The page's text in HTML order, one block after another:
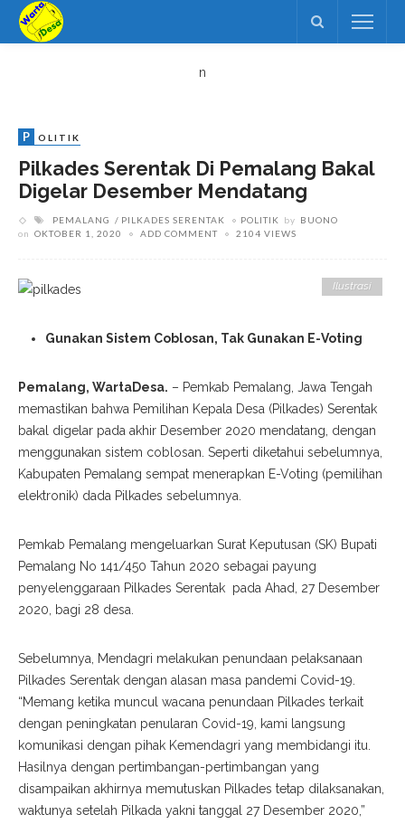
n
P OLITIK
Pilkades Serentak Di Pemalang Bakal
Digelar Desember Mendatang
PEMALANG PILKADES SERENTAK POLITIK by BUONO
on OKTOBER 1, 2020 ADD COMMENT 2104 VIEWS
Ilustrasi
Gunakan Sistem Coblosan, Tak Gunakan E-Voting
Pemalang, WartaDesa. – Pemkab Pemalang, Jawa Tengah
memastikan bahwa Pemilihan Kepala Desa (Pilkades) Serentak
bakal digelar pada akhir Desember 2020 mendatang, dengan
menggunakan sistem coblosan. Seperti diketahui sebelumnya,
Kabupaten Pemalang sempat menerapkan E-Voting (pemilihan
elektronik) dada Pilkades sebelumnya.
Pemkab Pemalang mengeluarkan Surat Keputusan (SK) Bupati
Pemalang No 141/450 Tahun 2020 sebagai payung
penyelenggaraan Pilkades Serentak pada Ahad, 27 Desember
2020, bagi 28 desa.
Sebelumnya, Mendagri melakukan penundaan pelaksanaan
Pilkades Serentak dengan alasan masa pandemi Covid-19.
“Memang ketika muncul wacana penundaan Pilkades terkait
dengan peningkatan penularan Covid-19, kami langsung
komunikasi dengan pihak Kemendagri yang membidangi itu.
Hasilnya dengan pertimbangan-pertimbangan yang
disampaikan akhirnya memutuskan Pilkades tetap dilaksanakan,
waktunya setelah Pilkada yakni tanggal 27 Desember 2020,”